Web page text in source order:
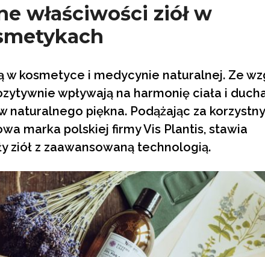
właściwości ziół w
w kosmetyce i medycynie naturalnej. Ze
wpływają na harmonię ciała i
naturalnego piękna. Podążając za
marka polskiej firmy Vis Plantis, stawia
ziół z zaawansowaną technologią.